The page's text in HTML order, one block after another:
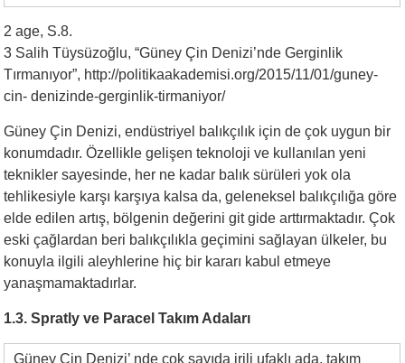
2 age, S.8.
3 Salih Tüysüzoğlu, “Güney Çin Denizi’nde Gerginlik
Tırmanıyor”, http://politikaakademisi.org/2015/11/01/guney-
cin- denizinde-gerginlik-tirmaniyor/
Güney Çin Denizi, endüstriyel balıkçılık için de çok uygun bir
konumdadır. Özellikle gelişen teknoloji ve kullanılan yeni
teknikler sayesinde, her ne kadar balık sürüleri yok ola
tehlikesiyle karşı karşıya kalsa da, geleneksel balıkçılığa göre
elde edilen artış, bölgenin değerini git gide arttırmaktadır. Çok
eski çağlardan beri balıkçılıkla geçimini sağlayan ülkeler, bu
konuyla ilgili aleyhlerine hiç bir kararı kabul etmeye
yanaşmamaktadırlar.
1.3. Spratly ve Paracel Takım Adaları
Güney Çin Denizi’ nde çok sayıda irili ufaklı ada, takım